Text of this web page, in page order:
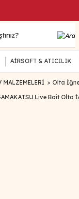
AİRSOFT & ATICILIK
MALZEMELERİ Olta